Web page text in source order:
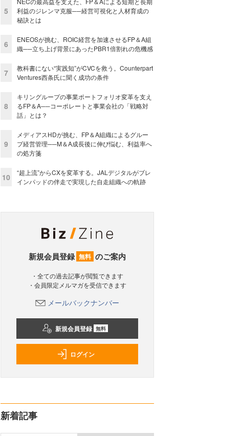
5
利益のジレンマ克服──経営可視化と人材育成の
秘訣とは
6
ENEOSが挑む、ROIC経営を加速させるFP＆A組
織──立ち上げ背景にあったPBR1倍割れの危機感
7
教科書にない“実践知”がCVCを救う。Counterpart
Ventures西条氏に聞く成功の条件
8
キリングループの事業ポートフォリオ変革を支え
るFP＆A──コーポレートと事業会社の「戦略対
話」とは？
9
メディアスHDが挑む、FP＆A組織によるグルー
プ経営管理──M＆A成長後に伸び悩む、利益率へ
の処方箋
10
“超上流”からCXを変革する。JALデジタルがブレ
インパッドの伴走で実現した自走組織への軌跡
新規会員登録 無料 のご案内
・全ての過去記事が閲覧できます
・会員限定メルマガを受信できます
メールバックナンバー
新規会員登録 無料
ログイン
新着記事